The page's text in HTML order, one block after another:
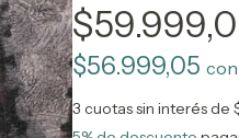
$56.999,05 con
3 cuotas sin interés de